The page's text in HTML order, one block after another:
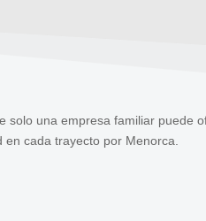
solo una empresa familiar puede
cada trayecto por Menorca.